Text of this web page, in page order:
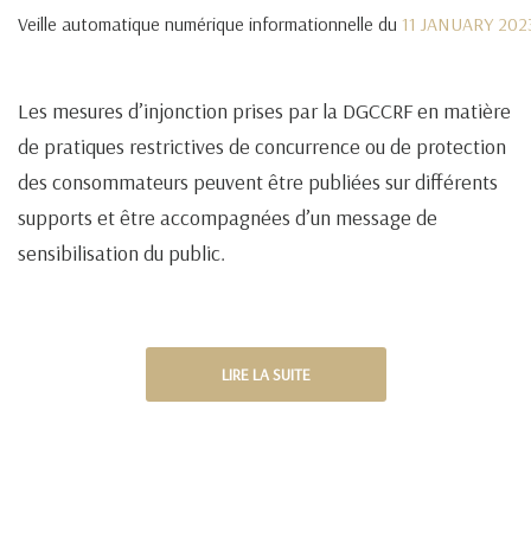
Veille automatique numérique informationnelle du 11 JANUARY
Les mesures d’injonction prises par la DGCCRF en matière
de pratiques restrictives de concurrence ou de protection
des consommateurs peuvent être publiées sur différents
supports et être accompagnées d’un message de
sensibilisation du public.
LIRE LA SUITE